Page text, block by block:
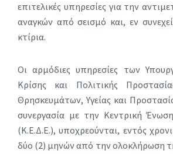
επιτελικές υπηρεσίες για την
αναγκών από σεισμό και, εν
κτίρια.
Οι αρμόδιες υπηρεσίες των
Κρίσης και Πολιτικής
Θρησκευμάτων, Υγείας και
συνεργασία με την Κεντρική
(Κ.Ε.Δ.Ε.), υποχρεούνται, εντός
δύο (2) μηνών από την ολοκλήρωση